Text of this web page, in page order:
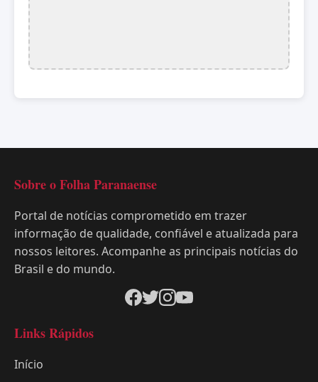
Sobre o Folha Paranaense
Portal de notícias comprometido em trazer
informação de qualidade, confiável e atualizada para
nossos leitores. Acompanhe as principais notícias do
Brasil e do mundo.
Links Rápidos
Início